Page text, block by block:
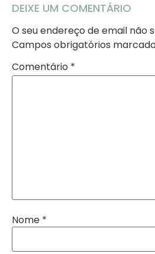
DEIXE UM COMENTÁRIO
O seu endereço de email não
Campos obrigatórios
Comentário *
Nome *